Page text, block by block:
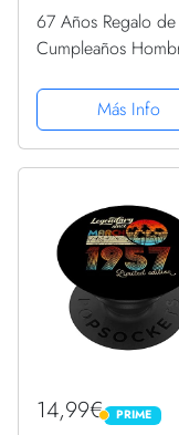
67 Años Regalo de
Cumpleaños
CamisetaMás Info
14,99€ PRIME
PRIME